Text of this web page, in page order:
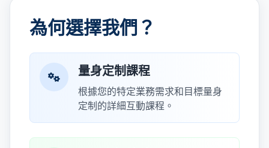
為何選擇我們？
量身定制課程
根據您的特定業務需求和目標量身
定制的詳細互動課程。